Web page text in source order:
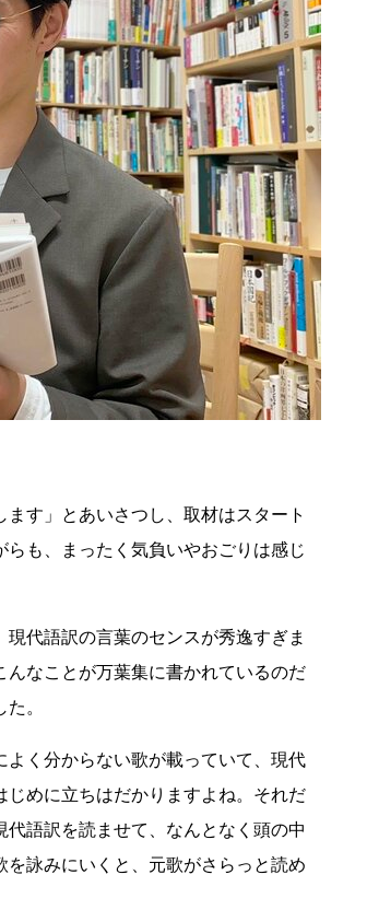
す」とあいさつし、取材はスタート
も、まったく気負いやおごりは感じ
代語訳の言葉のセンスが秀逸すぎま
なことが万葉集に書かれているのだ
。
よく分からない歌が載っていて、現代
めに立ちはだかりますよね。それだ
語訳を読ませて、なんとなく頭の中
詠みにいくと、元歌がさらっと読め